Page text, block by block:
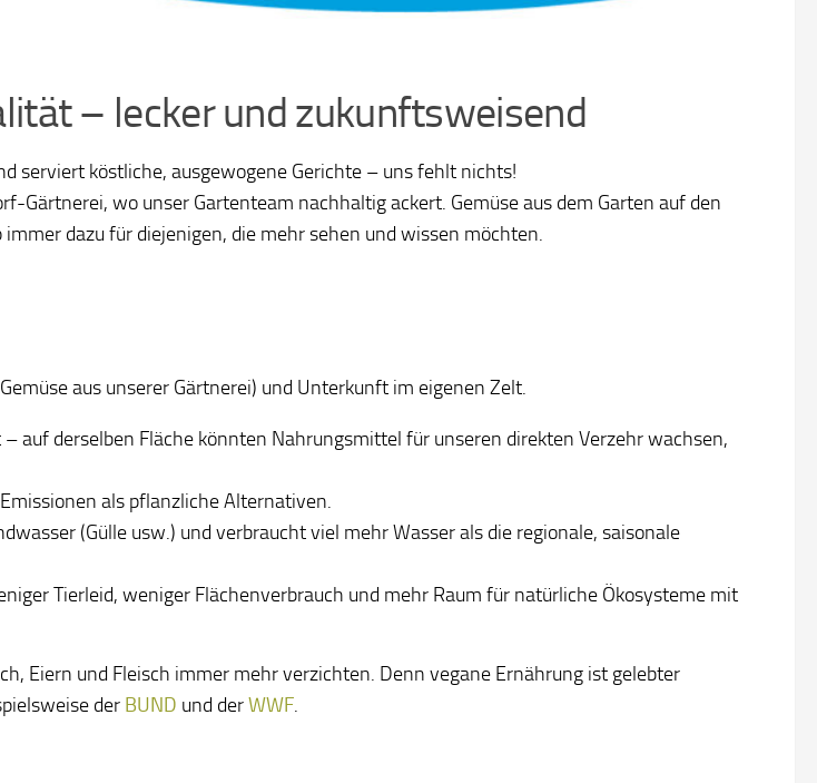
– lecker und zukunftsweisend
serviert köstliche, ausgewogene Gerichte – uns fehlt nichts!
Gärtnerei, wo unser Gartenteam nachhaltig ackert. Gemüse aus dem Garten auf den
dazu für diejenigen, die mehr sehen und wissen möchten.
aus unserer Gärtnerei) und Unterkunft im eigenen Zelt.
auf derselben Fläche könnten Nahrungsmittel für unseren direkten Verzehr wachsen,
als pflanzliche Alternativen.
(Gülle usw.) und verbraucht viel mehr Wasser als die regionale, saisonale
Tierleid, weniger Flächenverbrauch und mehr Raum für natürliche Ökosysteme mit
Eiern und Fleisch immer mehr verzichten. Denn vegane Ernährung ist gelebter
der BUND und derWWF.